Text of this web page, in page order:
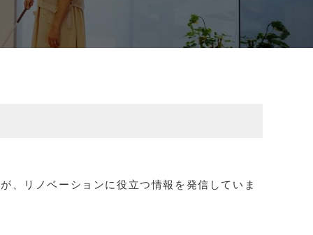
、リノベーションに役立つ情報を発信していま